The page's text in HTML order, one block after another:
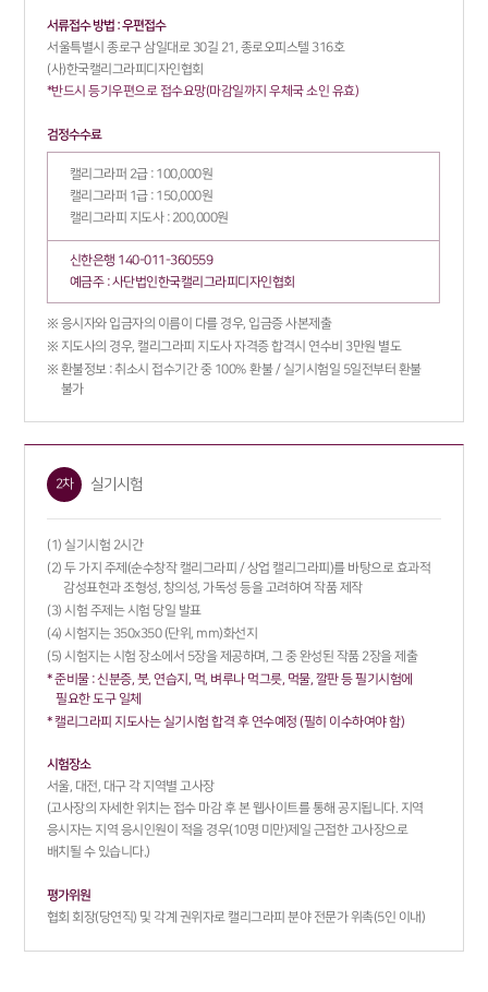
서류접수 방법 : 우편접수
서울특별시 종로구 삼일대로 30길 21, 종로오피스텔 316호
(사)한국캘리그라피디자인협회
*반드시 등기우편으로 접수요망(마감일까지 우체국 소인 유효)
검정수수료
캘리그라퍼 2급 : 100,000원
캘리그라퍼 1급 : 150,000원
캘리그라피 지도사 : 200,000원
신한은행 140-011-360559
예금주 : 사단법인한국캘리그라피디자인협회
응시자와 입금자의 이름이 다를 경우, 입금증 사본제출
지도사의 경우, 캘리그라피 지도사 자격증 합격시 연수비 3만원 별도
환불정보 : 취소시 접수기간 중 100% 환불 / 실기시험일 5일전부터 환불
불가
2차 실기시험
실기시험 2시간
두 가지 주제(순수창작 캘리그라피 / 상업 캘리그라피)를 바탕으로 효과적
감성표현과 조형성, 창의성, 가독성 등을 고려하여 작품 제작
시험 주제는 시험 당일 발표
시험지는 350x350 (단위, mm)화선지
시험지는 시험 장소에서 5장을 제공하며, 그 중 완성된 작품 2장을 제출
준비물 : 신분증, 붓, 연습지, 먹, 벼루나 먹그릇, 먹물, 깔판 등 필기시험에
필요한 도구 일체
캘리그라피 지도사는 실기시험 합격 후 연수예정 (필히 이수하여야 함)
시험장소
서울, 대전, 대구 각 지역별 고사장
(고사장의 자세한 위치는 접수 마감 후 본 웹사이트를 통해 공지됩니다. 지역
응시자는 지역 응시인원이 적을 경우(10명 미만)제일 근접한 고사장으로
배치될 수 있습니다.)
평가위원
협회 회장(당연직) 및 각계 권위자로 캘리그라피 분야 전문가 위촉(5인 이내)